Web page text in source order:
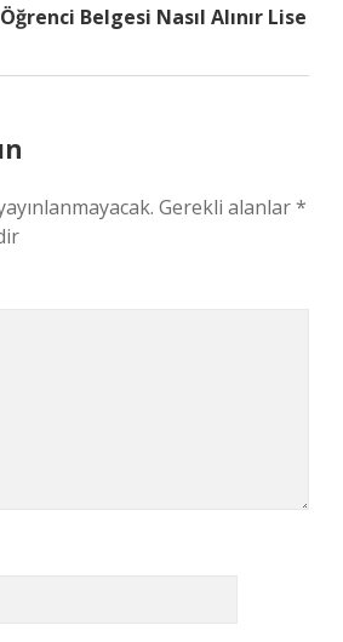
Belgesi Nasıl Alınır Lise
Gerekli alanlar*